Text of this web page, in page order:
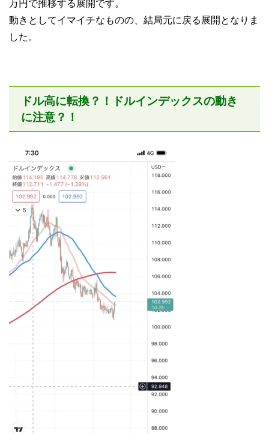
万円で推移する展開です。
動きとしてイマイチなものの、結局元に戻る展開となりま
した。
ドル高に転換？！ドルインデックスの動き
に注意？！